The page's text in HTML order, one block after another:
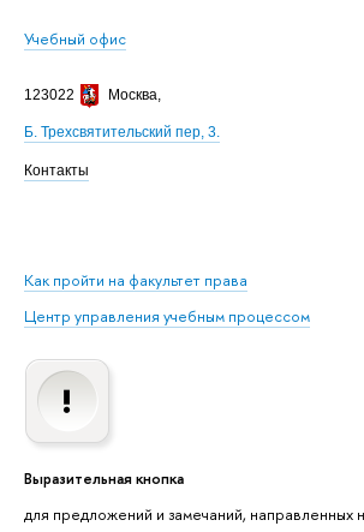
Учебный офис
123022 Москва,
Б. Трехсвятительский пер, 3.
Контакты
Как пройти на факультет права
Центр управления учебным процессом
Выразительная кнопка
для предложений и замечаний, направленных